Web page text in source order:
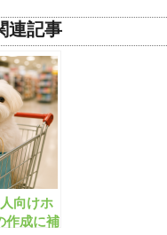
連記事
向けホ
作成に補